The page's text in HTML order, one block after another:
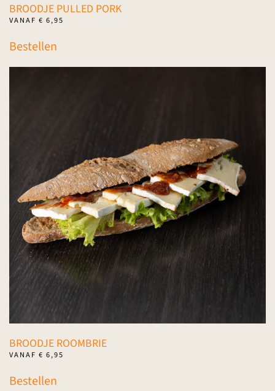
BROODJE PULLED PORK
VANAF € 6,95
Bestellen
heeft
gekozen
worden
op
de
productpagina
BROODJE ROOMBRIE
VANAF € 6,95
Bestellen